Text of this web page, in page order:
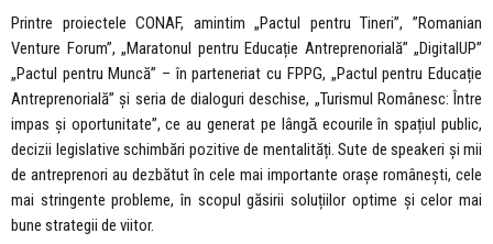
Printre proiectele CONAF, amintim „Pactul pentru Tineri”, ”Romanian
Venture Forum”, „Maratonul pentru Educație Antreprenorială” „DigitalUP”
„Pactul pentru Muncă” – în parteneriat cu FPPG, „Pactul pentru Educație
Antreprenorială” și seria de dialoguri deschise, „Turismul Românesc: Între
impas și oportunitate”, ce au generat pe lângă̆ ecourile în spațiul public,
decizii legislative schimbări pozitive de mentalități. Sute de speakeri și mii
de antreprenori au dezbătut în cele mai importante orașe românești, cele
mai stringente probleme, în scopul găsirii soluțiilor optime și celor mai
bune strategii de viitor.